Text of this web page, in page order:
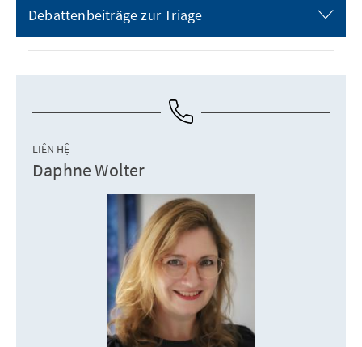
Debattenbeiträge zur Triage
LIÊN HỆ
Daphne Wolter